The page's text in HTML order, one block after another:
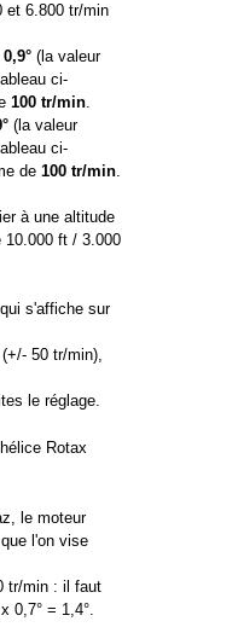
et 6.800 tr/min
(la valeur
ci-
100 tr/min.
(la valeur
ci-
de100 tr/min.
à une altitude
10.000 ft / 3.000
s'affiche sur
(+/- 50 tr/min),
le réglage.
le moteur
l'on vise
tr/min : il faut
0,7° = 1,4°.